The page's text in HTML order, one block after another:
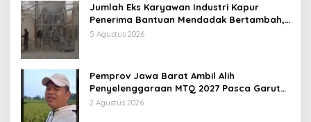
Jumlah Eks Karyawan Industri Kapur
Penerima Bantuan Mendadak Bertambah,
KDM: Kita Identifikasi
5 Agustus 2026
Pemprov Jawa Barat Ambil Alih
Penyelenggaraan MTQ 2027 Pasca Garut
Mundur Jadi Tuan Rumah
2 Agustus 2026